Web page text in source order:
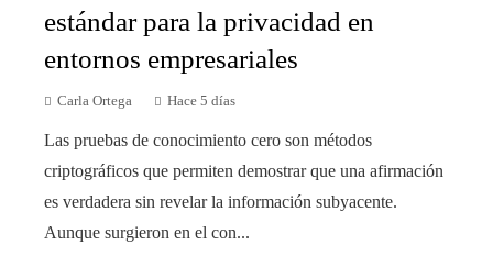
estándar para la privacidad en
entornos empresariales
Carla Ortega Hace 5 días
Las pruebas de conocimiento cero son métodos
criptográficos que permiten demostrar que una afirmación
es verdadera sin revelar la información subyacente.
Aunque surgieron en el con...